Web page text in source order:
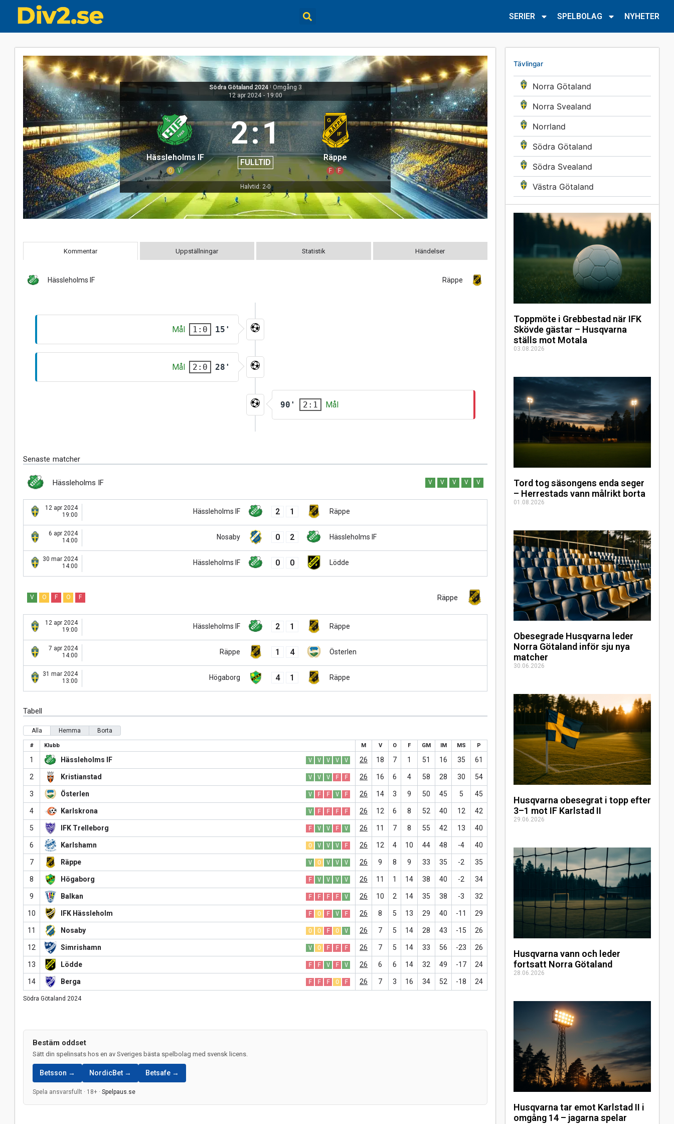
SERIER SPELBOLAG NYHETER
Tävlingar
Norra Götaland
Norra Svealand
Norrland
Södra Götaland
Södra Svealand
Västra Götaland
Toppmöte i Grebbestad när IFK
Skövde gästar – Husqvarna
ställs mot Motala
03.08.2026
Tord tog säsongens enda seger
– Herrestads vann målrikt borta
01.08.2026
Obesegrade Husqvarna leder
Norra Götaland inför sju nya
matcher
30.06.2026
Husqvarna obesegrat i topp efter
3–1 mot IF Karlstad II
29.06.2026
Husqvarna vann och leder
fortsatt Norra Götaland
28.06.2026
Husqvarna tar emot Karlstad II i
omgång 14 – jagarna spelar
Södra Götaland 2024 | Omgång 3
12 apr 2024 - 19:00
Hässleholms IF
O V
2:1
FULLTID Räppe
F F
Halvtid: 2-0
Kommentar Uppställningar Statistik Händelser
Hässleholms IF Räppe
Mål 1:0 15'
Mål 2:0 28'
90' 2:1 Mål
Senaste matcher
Hässleholms IF V V V V V
12 apr 2024
19:00
Hässleholms IF 2 1 Räppe
6 apr 2024
14:00
Nosaby 0 2 Hässleholms IF
30 mar 2024
14:00
Hässleholms IF 0 0 Lödde
Räppe
V O F O F
12 apr 2024
19:00
Hässleholms IF 2 1 Räppe
7 apr 2024
14:00
Räppe 1 4 Österlen
31 mar 2024
13:00
Högaborg 4 1 Räppe
Tabell
Alla Hemma Borta
# Klubb M V O F GM IM MS P
1 Hässleholms IF V V V V V 26 18 7 1 51 16 35 61
2 Kristianstad V V V F F 26 16 6 4 58 28 30 54
3 Österlen V F F V F 26 14 3 9 50 45 5 45
4 Karlskrona V F F F F 26 12 6 8 52 40 12 42
5 IFK Trelleborg F V V F V 26 11 7 8 55 42 13 40
6 Karlshamn O V V V F 26 12 4 10 44 48 -4 40
7 Räppe V O V V V 26 9 8 9 33 35 -2 35
8 Högaborg F V V V V 26 11 1 14 38 40 -2 34
9 Balkan F F F F V 26 10 2 14 35 38 -3 32
10 IFK Hässleholm F O F V F 26 8 5 13 29 40 -11 29
11 Nosaby O O F O V 26 7 5 14 28 43 -15 26
12 Simrishamn V O F F F 26 7 5 14 33 56 -23 26
13 Lödde F F V F V 26 6 6 14 32 49 -17 24
14 Berga F F F O F 26 7 3 16 34 52 -18 24
Södra Götaland 2024
Bestäm oddset
Sätt din spelinsats hos en av Sveriges bästa spelbolag med svensk licens.
Betsson → NordicBet → Betsafe →
Spela ansvarsfullt · 18+ · Spelpaus.se